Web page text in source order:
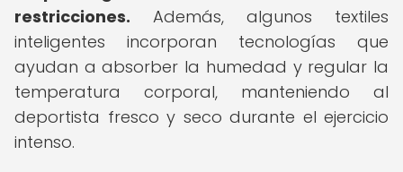
restricciones. Además, algunos textiles
inteligentes incorporan tecnologías que
ayudan a absorber la humedad y regular la
temperatura corporal, manteniendo al
deportista fresco y seco durante el ejercicio
intenso.